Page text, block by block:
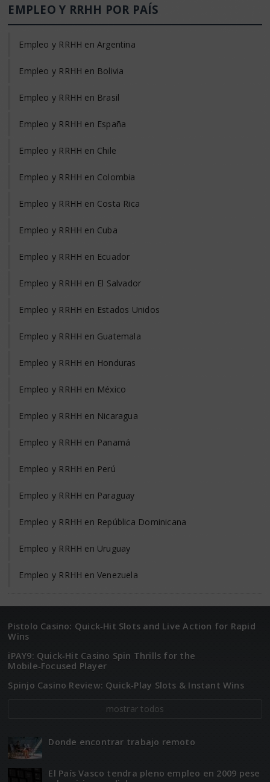
EMPLEO Y RRHH POR PAÍS
Empleo y RRHH en Argentina
Empleo y RRHH en Bolivia
Empleo y RRHH en Brasil
Empleo y RRHH en España
Empleo y RRHH en Chile
Empleo y RRHH en Colombia
Empleo y RRHH en Costa Rica
Empleo y RRHH en Cuba
Empleo y RRHH en Ecuador
Empleo y RRHH en El Salvador
Empleo y RRHH en Estados Unidos
Empleo y RRHH en Guatemala
Empleo y RRHH en Honduras
Empleo y RRHH en México
Empleo y RRHH en Nicaragua
Empleo y RRHH en Panamá
Empleo y RRHH en Perú
Empleo y RRHH en Paraguay
Empleo y RRHH en República Dominicana
Empleo y RRHH en Uruguay
Empleo y RRHH en Venezuela
Pistolo Casino: Quick‑Hit Slots and Live Action for Rapid
Wins
iPAY9: Quick‑Hit Casino Spin Thrills for the
Mobile‑Focused Player
Spinjo Casino Review: Quick‑Play Slots & Instant Wins
mostrar todos
Donde encontrar trabajo remoto
El Paí­­s Vasco tendra pleno empleo en 2009 pese